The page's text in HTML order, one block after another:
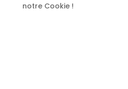
notre Cookie !